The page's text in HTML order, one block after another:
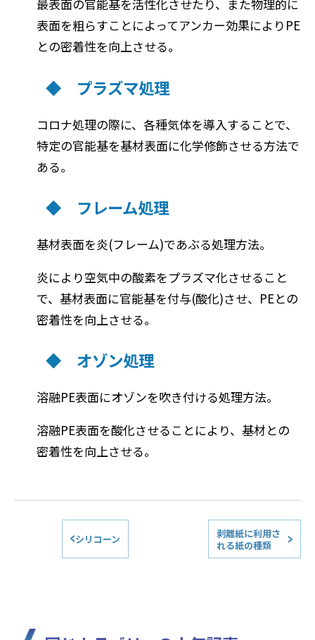
最表面の官能基を活性化させたり、また物理的に
表面を粗らすことによってアンカー効果によりPE
との密着性を向上させる。
◆ プラズマ処理
コロナ処理の際に、各種気体を導入することで、
特定の官能基を基材表面に化学修飾させる方法で
ある。
◆ フレーム処理
基材表面を炎(フレーム)であぶる処理方法。
炎により空気中の酸素をプラズマ化させること
で、基材表面に官能基を付与(酸化)させ、PEとの
密着性を向上させる。
◆ オゾン処理
溶融PE表面にオゾンを吹き付ける処理方法。
溶融PE表面を酸化させることにより、基材との
密着性を向上させる。
シリコーン
剥離紙に利用さ
れる紙の種類